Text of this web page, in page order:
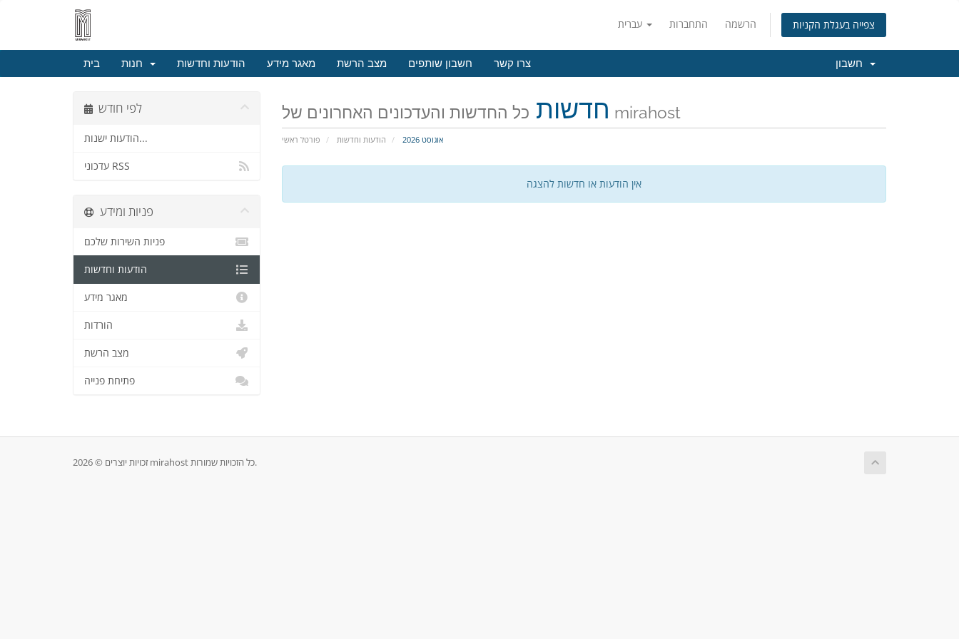
התחברות הרשמה צפייה בעגלת הקניות
בית הודעות וחדשות מאגר מידע מצב הרשת חשבון שותפים צרו קשר
חדשות כל החדשות והעדכונים האחרונים של mirahost
פורטל ראשי הודעות וחדשות אוגוסט 2026
לפי חודש
הודעות ישנות...
עדכוני RSS
אין הודעות או חדשות להצגה
פניות ומידע
פניות השירות שלכם
הודעות וחדשות
מאגר מידע
הורדות
מצב הרשת
פתיחת פנייה
זכויות יוצרים © 2026 mirahost כל הזכויות שמורות.